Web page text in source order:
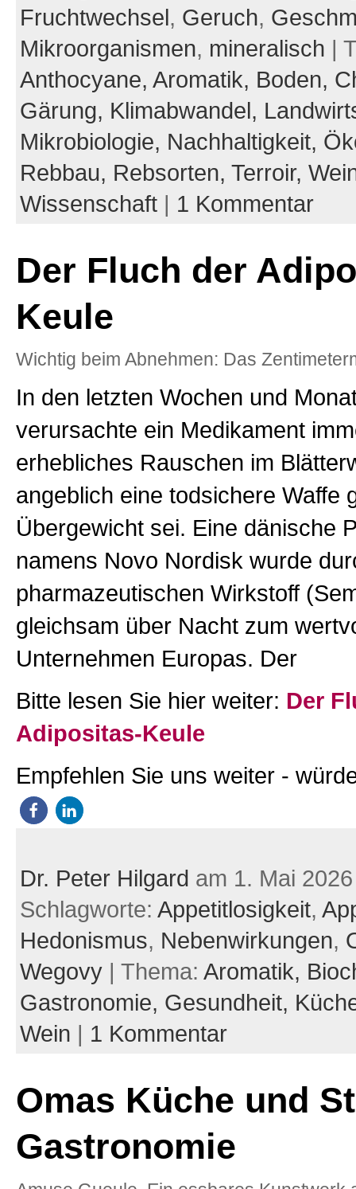
Fruchtwechsel, Geruch,
Mikroorganismen, mineralisch |
Anthocyane, Aromatik, Boden,
Gärung, Klimabwandel,
Mikrobiologie, Nachhaltigkeit,
Rebbau, Rebsorten, Terroir,
Wissenschaft| 1 Kommentar
Der Fluch der
Keule
Wichtig beim Abnehmen: Das
In den letzten Wochen und
verursachte ein Medikament
erhebliches Rauschen im
angeblich eine todsichere Waffe
Übergewicht sei. Eine dänische
namens Novo Nordisk wurde
pharmazeutischen Wirkstoff
gleichsam über Nacht zum
Unternehmen Europas. Der
Bitte lesen Sie hier weiter: Der
Adipositas-Keule
Empfehlen Sie uns weiter -
Dr. Peter Hilgard am 1. Mai 2026
Schlagworte: Appetitlosigkeit,
Hedonismus, Nebenwirkungen,
Wegovy| Thema: Aromatik,
Gastronomie, Gesundheit,
Wein | 1 Kommentar
Omas Küche und
Gastronomie